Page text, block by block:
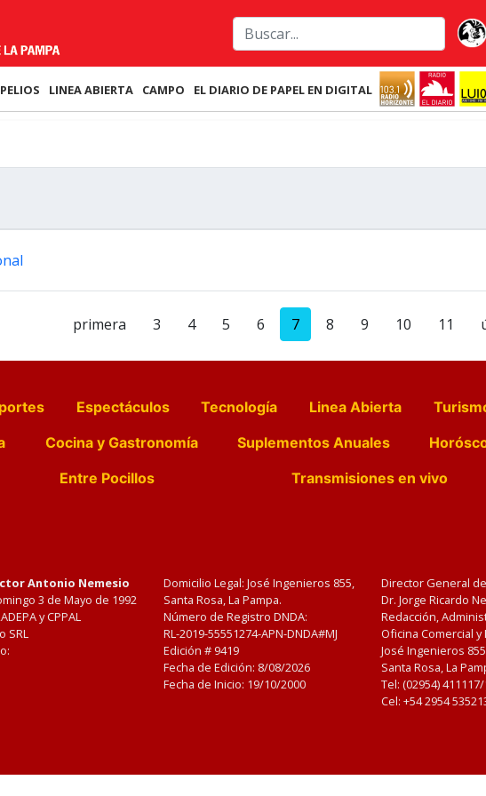
LINEA ABIERTA CAMPO EL DIARIO DE PAPEL EN DIGITAL
primera 3 4 5 6 7 8 9 10 11
Espectáculos Tecnología Linea Abierta
Cocina y Gastronomía Suplementos Anuales
Entre Pocillos Transmisiones en vivo
Antonio Nemesio
3 de Mayo de 1992
y CPPAL
SRL
Domicilio Legal: José Ingenieros 855,
Santa Rosa, La Pampa.
Número de Registro DNDA:
RL-2019-55551274-APN-DNDA#MJ
Edición # 9419
Fecha de Edición: 8/08/2026
Fecha de Inicio: 19/10/2000
Director General
Dr. Jorge Ricardo
Redacción,
Oficina Comercial
José Ingenieros
Santa Rosa, La
Tel: (02954)
Cel: +54 2954